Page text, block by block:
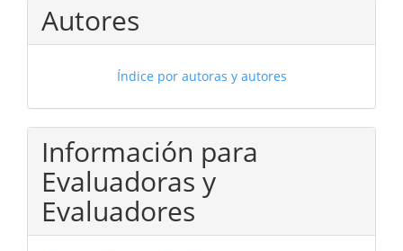
Autores
Índice por autoras y autores
Información para
Evaluadoras y
Evaluadores